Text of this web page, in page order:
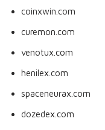
coinxwin.com
curemon.com
venotux.com
henilex.com
spaceneurax.com
dozedex.com